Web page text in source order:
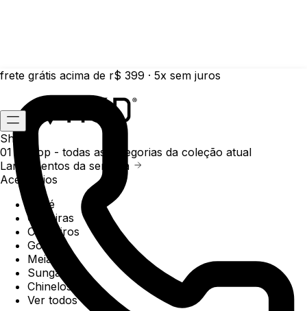
frete grátis acima de r$ 399 · 5x sem juros
Shop
01 /
Shop - todas as categorias da coleção atual
Lançamentos da semana
Acessórios
Boné
Carteiras
Chaveiros
Gorros
Meias
Sunga
Chinelos
Ver todos